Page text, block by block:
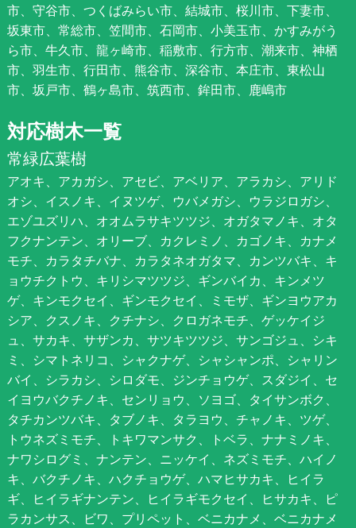
市、守谷市、つくばみらい市、結城市、桜川市、下妻市、
坂東市、常総市、笠間市、石岡市、小美玉市、かすみがう
ら市、牛久市、龍ヶ崎市、稲敷市、行方市、潮来市、神栖
市、羽生市、行田市、熊谷市、深谷市、本庄市、東松山
市、坂戸市、鶴ヶ島市、筑西市、鉾田市、鹿嶋市
対応樹木一覧
常緑広葉樹
アオキ、アカガシ、アセビ、アベリア、アラカシ、アリド
オシ、イスノキ、イヌツゲ、ウバメガシ、ウラジロガシ、
エゾユズリハ、オオムラサキツツジ、オガタマノキ、オタ
フクナンテン、オリーブ、カクレミノ、カゴノキ、カナメ
モチ、カラタチバナ、カラタネオガタマ、カンツバキ、キ
ョウチクトウ、キリシマツツジ、ギンバイカ、キンメツ
ゲ、キンモクセイ、ギンモクセイ、ミモザ、ギンヨウアカ
シア、クスノキ、クチナシ、クロガネモチ、ゲッケイジ
ュ、サカキ、サザンカ、サツキツツジ、サンゴジュ、シキ
ミ、シマトネリコ、シャクナゲ、シャシャンポ、シャリン
バイ、シラカシ、シロダモ、ジンチョウゲ、スダジイ、セ
イヨウバクチノキ、センリョウ、ソヨゴ、タイサンボク、
タチカンツバキ、タブノキ、タラヨウ、チャノキ、ツゲ、
トウネズミモチ、トキワマンサク、トベラ、ナナミノキ、
ナワシログミ、ナンテン、ニッケイ、ネズミモチ、ハイノ
キ、バクチノキ、ハクチョウゲ、ハマヒサカキ、ヒイラ
ギ、ヒイラギナンテン、ヒイラギモクセイ、ヒサカキ、ピ
ラカンサス、ビワ、プリペット、ベニカナメ、ベニカナメ